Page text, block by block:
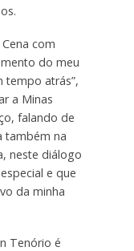
com
do meu
tempo atrás”,
a Minas
falando de
também na
neste diálogo
e que
da minha
Tenório é